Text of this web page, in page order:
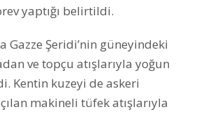
yaptığı belirtildi.
Gazze Şeridi’nin güneyindeki
ve topçu atışlarıyla yoğun
Kentin kuzeyi de askeri
makineli tüfek atışlarıyla